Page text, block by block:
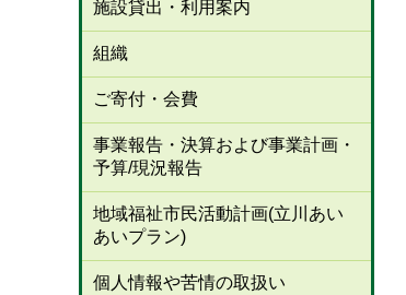
施設貸出・利用案内
組織
ご寄付・会費
事業報告・決算および事業計画・
予算/現況報告
地域福祉市民活動計画(立川あい
あいプラン)
個人情報や苦情の取扱い